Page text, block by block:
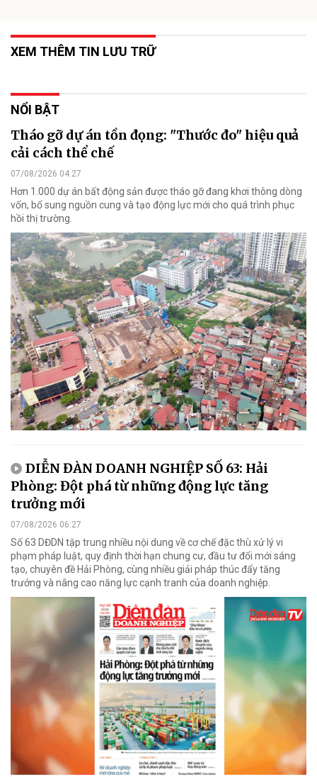
XEM THÊM TIN LƯU TRỮ
NỔI BẬT
Tháo gỡ dự án tồn đọng: "Thước đo" hiệu quả
cải cách thể chế
07/08/2026 04:27
Hơn 1.000 dự án bất động sản được tháo gỡ đang khơi thông dòng
vốn, bổ sung nguồn cung và tạo động lực mới cho quá trình phục
hồi thị trường.
DIỄN ĐÀN DOANH NGHIỆP SỐ 63: Hải
Phòng: Đột phá từ những động lực tăng
trưởng mới
07/08/2026 06:27
Số 63 DĐDN tập trung nhiều nội dung về cơ chế đặc thù xử lý vi
phạm pháp luật, quy định thời hạn chung cư, đầu tư đổi mới sáng
tạo, chuyên đề Hải Phòng, cùng nhiều giải pháp thúc đẩy tăng
trưởng và nâng cao năng lực cạnh tranh của doanh nghiệp.